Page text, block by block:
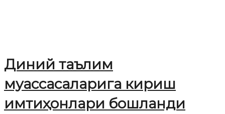
Диний таълим
муассасаларига кириш
имтиҳонлари бошланди